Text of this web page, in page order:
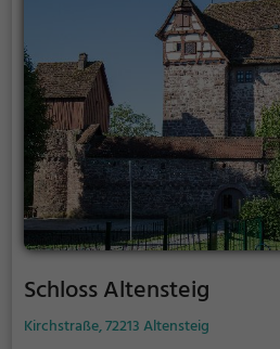
Schloss Altensteig
Kirchstraße, 72213 Altensteig